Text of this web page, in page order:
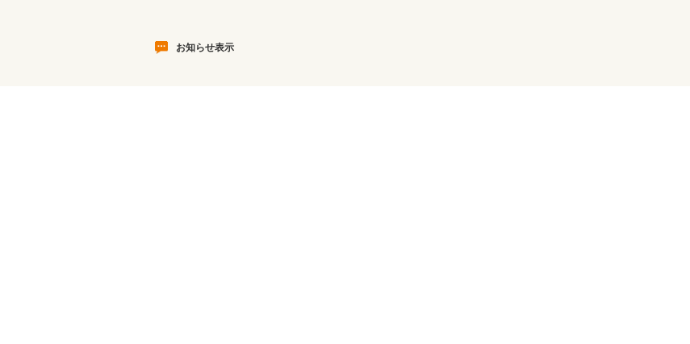
お知らせ表示